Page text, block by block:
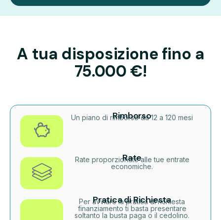
A tua disposizione fino a
75.000 €!
Rimborso
Un piano di rimborso da 12 a 120 mesi
Rate
Rate proporzionate alle tue entrate
economiche.
Pratica di Richiesta
Per avviare la pratica di richiesta
finanziamento ti basta presentare
soltanto la busta paga o il cedolino.